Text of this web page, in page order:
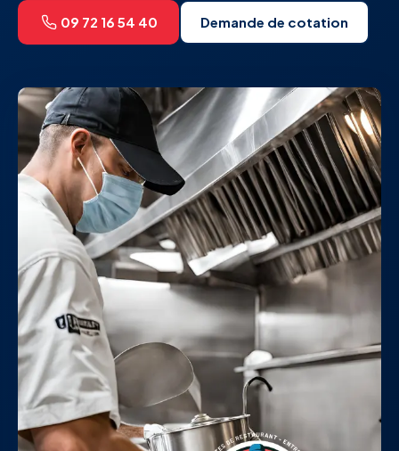
09 72 16 54 40 Demande de cotation